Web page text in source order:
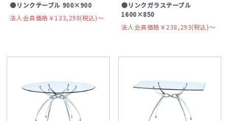
●リンクテーブル 900×900
法人会員価格￥133,298(税込)〜
●リンクガラステーブル
1600×850
法人会員価格￥238,293(税込)〜